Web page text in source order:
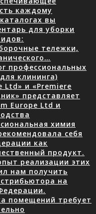
каждому
вы
для уборки
тележки,
профессиональных
клининга)
Ltd» и «Premiere
представляет
Europe Ltd и
химия
себя
как
продукт.
реализации этих
нам получить
на
помещений требует